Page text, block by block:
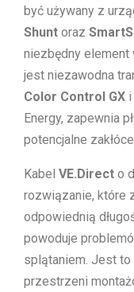
być używany z
Shunt oraz
niezbędny element
jest niezawodna
Color Control GX i
Energy, zapewnia
potencjalne
Kabel VE.Direct o
rozwiązanie, które
odpowiednią
powoduje
splątaniem. Jest
przestrzeni